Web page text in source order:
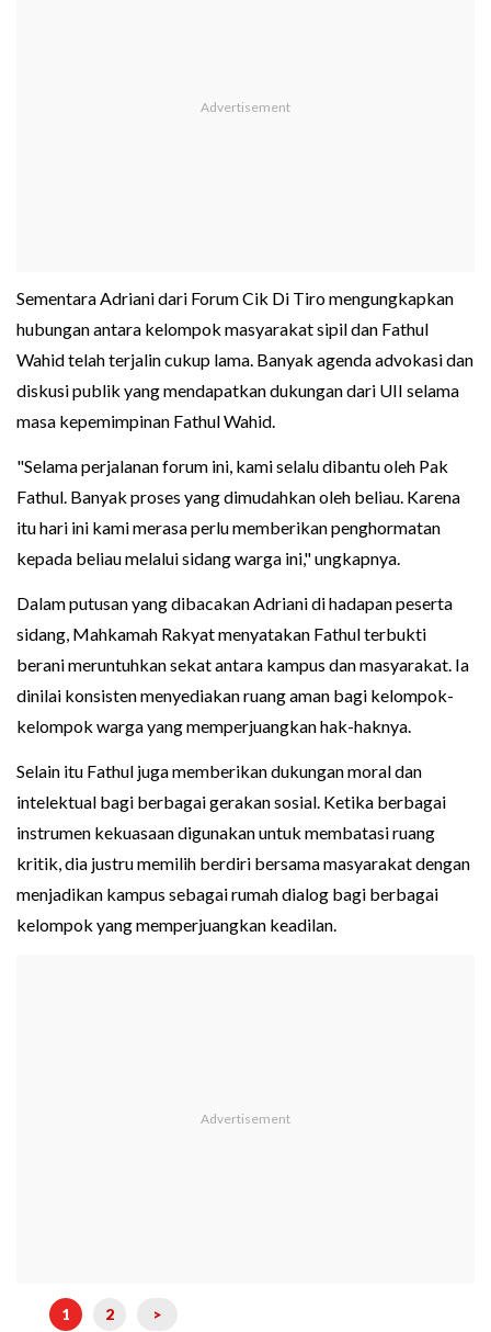
Sementara Adriani dari Forum Cik Di Tiro mengungkapkan
hubungan antara kelompok masyarakat sipil dan Fathul
Wahid telah terjalin cukup lama. Banyak agenda advokasi dan
diskusi publik yang mendapatkan dukungan dari UII selama
masa kepemimpinan Fathul Wahid.
"Selama perjalanan forum ini, kami selalu dibantu oleh Pak
Fathul. Banyak proses yang dimudahkan oleh beliau. Karena
itu hari ini kami merasa perlu memberikan penghormatan
kepada beliau melalui sidang warga ini," ungkapnya.
Dalam putusan yang dibacakan Adriani di hadapan peserta
sidang, Mahkamah Rakyat menyatakan Fathul terbukti
berani meruntuhkan sekat antara kampus dan masyarakat. Ia
dinilai konsisten menyediakan ruang aman bagi kelompok-
kelompok warga yang memperjuangkan hak-haknya.
Selain itu Fathul juga memberikan dukungan moral dan
intelektual bagi berbagai gerakan sosial. Ketika berbagai
instrumen kekuasaan digunakan untuk membatasi ruang
kritik, dia justru memilih berdiri bersama masyarakat dengan
menjadikan kampus sebagai rumah dialog bagi berbagai
kelompok yang memperjuangkan keadilan.
1 2 >